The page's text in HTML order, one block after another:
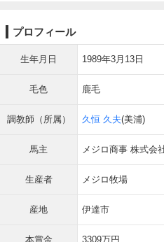
プロフィール
生年月日 1989年3月13日
毛色 鹿毛
調教師（所属） 久恒 久夫(美浦)
馬主 メジロ商事 株式会
生産者 メジロ牧場
産地 伊達市
本賞金 3309万円